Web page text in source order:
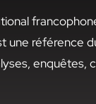
une référence
enquêtes,